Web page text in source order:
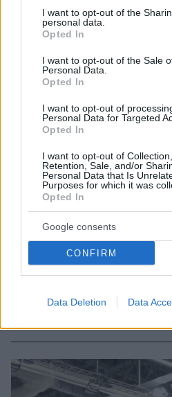
not limited to your visit or usage
grant or deny consent to Google
use your data for below specified
consent section.
I want to opt-out of the
personal data.
Opted In
I want to opt-out of the Sale
Personal Data.
Opted In
I want to opt-out of
Personal Data for Targeted
Opted In
I want to opt-out of
Retention, Sale, and/or
Personal Data that Is
Purposes for which it was
Opted In
Google consents
CONFIRM
Data Deletion Data
Κλασικά αλλά αγαπημένα